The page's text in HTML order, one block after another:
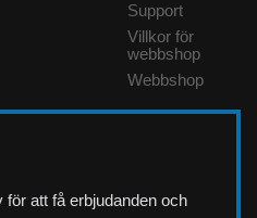
Support
Villkor för
webbshop
Webbshop
att få erbjudanden och